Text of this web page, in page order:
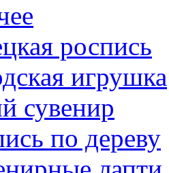
роспись
игрушка
сувенир
по дереву